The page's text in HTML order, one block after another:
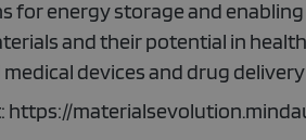
for energy storage and
and their potential in
devices and drug
https://